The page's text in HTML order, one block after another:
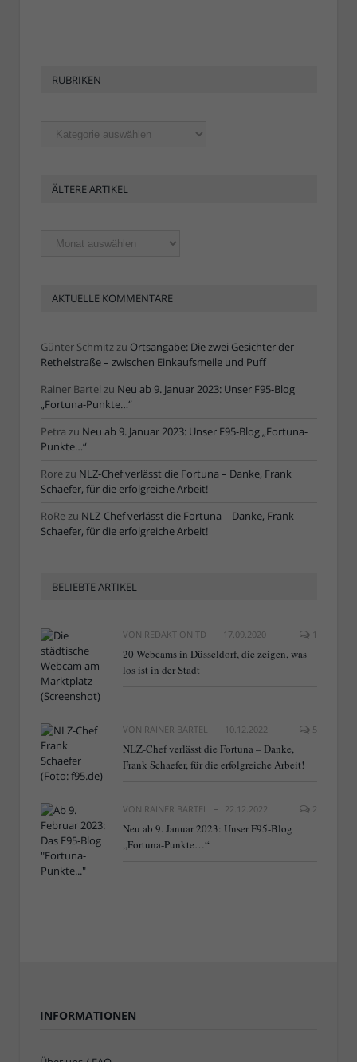
RUBRIKEN
Rubriken
ÄLTERE ARTIKEL
Ältere
Artikel
AKTUELLE KOMMENTARE
Günter Schmitzzu Ortsangabe: Die zwei Gesichter der
Rethelstraße – zwischen Einkaufsmeile und Puff
Rainer Bartel zu Neu ab 9. Januar 2023: Unser F95-Blog
„Fortuna-Punkte…“
Petra zu Neu ab 9. Januar 2023: Unser F95-Blog „Fortuna-
Punkte…“
Rorezu NLZ-Chef verlässt die Fortuna – Danke, Frank
Schaefer, für die erfolgreiche Arbeit!
RoRezu NLZ-Chef verlässt die Fortuna – Danke, Frank
Schaefer, für die erfolgreiche Arbeit!
BELIEBTE ARTIKEL
VON REDAKTION TD 17.09.2020 1
20 Webcams in Düsseldorf, die zeigen, was
los ist in der Stadt
VON RAINER BARTEL 10.12.2022 5
NLZ-Chef verlässt die Fortuna – Danke,
Frank Schaefer, für die erfolgreiche Arbeit!
VON RAINER BARTEL 22.12.2022 2
Neu ab 9. Januar 2023: Unser F95-Blog
„Fortuna-Punkte…“
INFORMATIONEN